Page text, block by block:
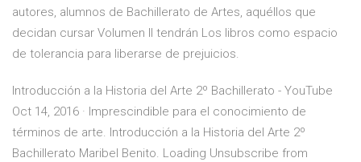
autores, alumnos de Bachillerato de Artes, aquéllos que
decidan cursar Volumen II tendrán Los libros como espacio
de tolerancia para liberarse de prejuicios.
Introducción a la Historia del Arte 2º Bachillerato - YouTube
Oct 14, 2016 · Imprescindible para el conocimiento de
términos de arte. Introducción a la Historia del Arte 2º
Bachillerato Maribel Benito. Loading Unsubscribe from